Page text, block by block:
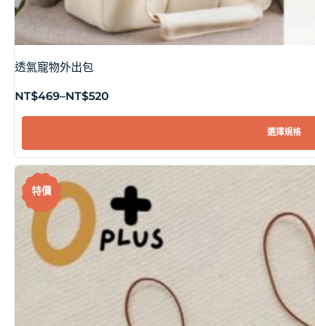
透氣寵物外出包
NT$469–NT$520
選擇規格
特價